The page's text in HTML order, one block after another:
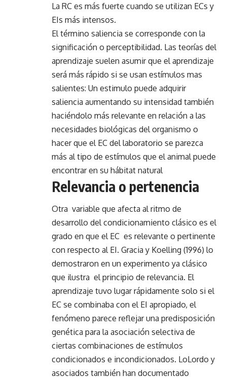
La RC es más fuerte cuando se utilizan ECs y
EIs más intensos.
El término saliencia se corresponde con la
significación o perceptibilidad. Las teorías del
aprendizaje suelen asumir que el aprendizaje
será más rápido si se usan estímulos mas
salientes: Un estimulo puede adquirir
saliencia aumentando su intensidad también
haciéndolo más relevante en relación a las
necesidades biológicas del organismo o
hacer que el EC del laboratorio se parezca
más al tipo de estímulos que el animal puede
encontrar en su hábitat natural
Relevancia o pertenencia
Otra variable que afecta al ritmo de
desarrollo del condicionamiento clásico es el
grado en que el EC es relevante o pertinente
con respecto al EI. Gracia y Koelling (1996) lo
demostraron en un experimento ya clásico
que ilustra el principio de relevancia. El
aprendizaje tuvo lugar rápidamente solo si el
EC se combinaba con el EI apropiado, el
fenómeno parece reflejar una predisposición
genética para la asociación selectiva de
ciertas combinaciones de estímulos
condicionados e incondicionados. LoLordo y
asociados también han documentado